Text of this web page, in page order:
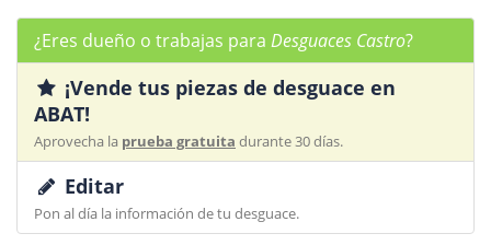
¿Eres dueño o trabajas para Desguaces Castro?
¡Vende tus piezas de desguace en
ABAT!
Aprovecha la prueba gratuita durante 30 días.
Editar
Pon al día la información de tu desguace.